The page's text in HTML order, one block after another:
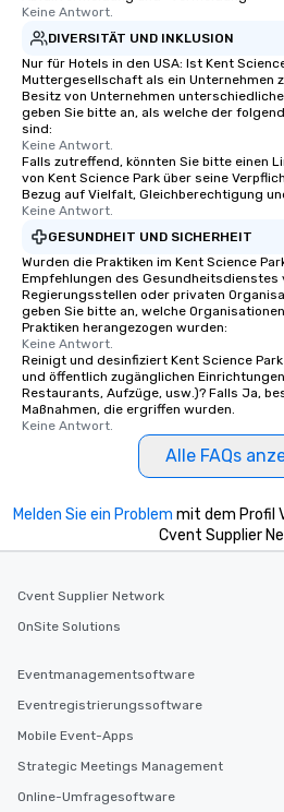
Keine Antwort.
DIVERSITÄT UND INKLUSION
Nur für Hotels in den USA: Ist Kent
Muttergesellschaft als ein Unternehmen
Besitz von Unternehmen
geben Sie bitte an, als welche der
sind:
Keine Antwort.
Falls zutreffend, könnten Sie bitte einen
von Kent Science Park über seine
Bezug auf Vielfalt, Gleichberechtigung
Keine Antwort.
GESUNDHEIT UND SICHERHEIT
Wurden die Praktiken im Kent Science
Empfehlungen des Gesundheitsdienstes
Regierungsstellen oder privaten
geben Sie bitte an, welche
Praktiken herangezogen wurden:
Keine Antwort.
Reinigt und desinfiziert Kent Science
und öffentlich zugänglichen
Restaurants, Aufzüge, usw.)? Falls Ja,
Maßnahmen, die ergriffen wurden.
Keine Antwort.
Alle FAQs
Melden Sie ein Problem mit dem Profil
Cvent Supplier
Cvent Supplier Network
OnSite Solutions
Eventmanagementsoftware
Eventregistrierungssoftware
Mobile Event-Apps
Strategic Meetings Management
Online-Umfragesoftware